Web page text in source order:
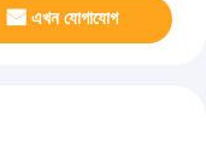
এখন যোগাযোগ